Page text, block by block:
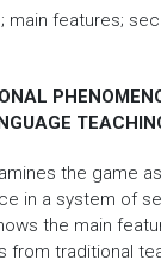
main features;
the game
in a system of
the main
from traditional